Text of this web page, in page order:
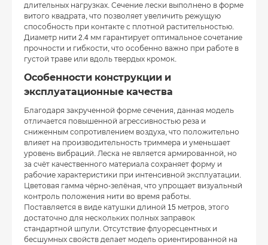
длительных нагрузках. Сечение лески выполнено в форме
витого квадрата, что позволяет увеличить режущую
способность при контакте с плотной растительностью.
Диаметр нити 2.4 мм гарантирует оптимальное сочетание
прочности и гибкости, что особенно важно при работе в
густой траве или вдоль твердых кромок.
Особенности конструкции и
эксплуатационные качества
Благодаря закрученной форме сечения, данная модель
отличается повышенной агрессивностью реза и
сниженным сопротивлением воздуха, что положительно
влияет на производительность триммера и уменьшает
уровень вибраций. Леска не является армированной, но
за счёт качественного материала сохраняет форму и
рабочие характеристики при интенсивной эксплуатации.
Цветовая гамма чёрно-зелёная, что упрощает визуальный
контроль положения нити во время работы.
Поставляется в виде катушки длиной 15 метров, этого
достаточно для нескольких полных заправок
стандартной шпули. Отсутствие флуоресцентных и
бесшумных свойств делает модель ориентированной на